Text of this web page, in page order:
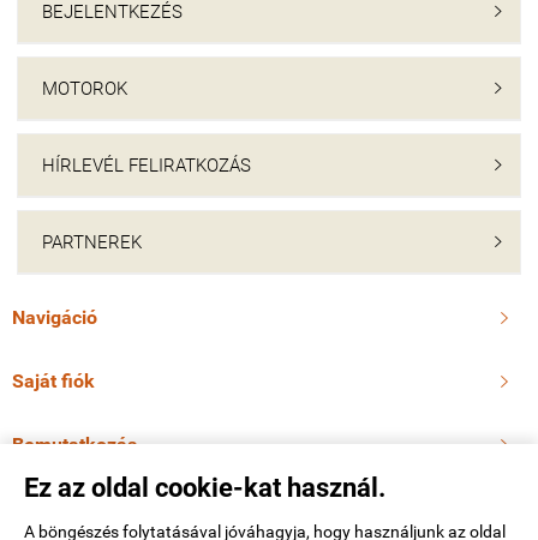
Ez az oldal cookie-kat használ.
A böngészés folytatásával jóváhagyja, hogy használjunk az oldal
BEJELENTKEZÉS 
MOTOROK 
HÍRLEVÉL FELIRATKOZÁS 
PARTNEREK 
Navigáció 
Saját fiók 
Bemutatkozás 